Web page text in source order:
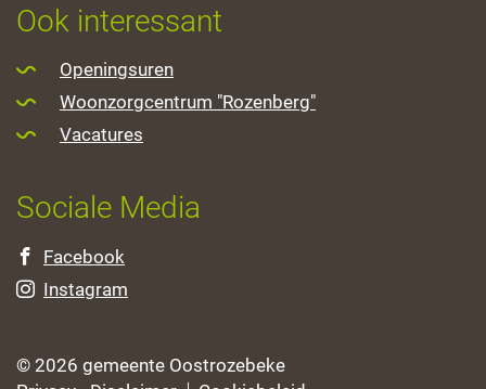
Ook interessant
Openingsuren
Woonzorgcentrum "Rozenberg"
Vacatures
Sociale Media
Facebook
Instagram
© 2026 gemeente Oostrozebeke